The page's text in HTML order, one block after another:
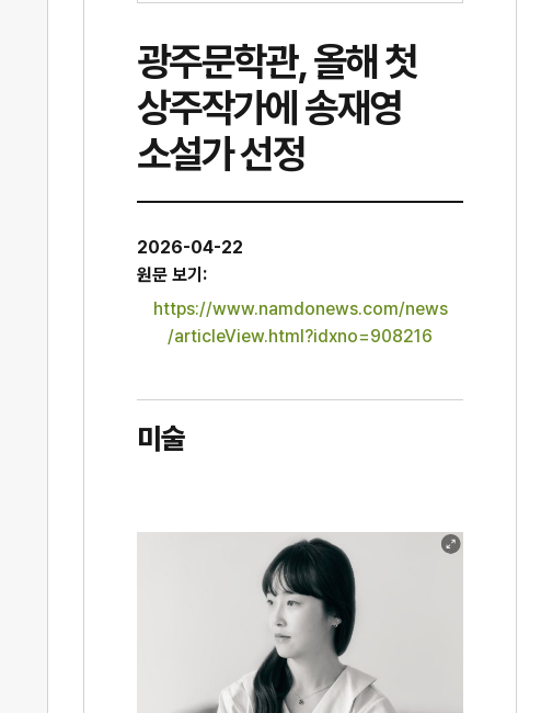
광주문학관, 올해 첫
상주작가에 송재영
소설가 선정
2026-04-22
원문 보기:
https://www.namdonews.com/news
/articleView.html?idxno=908216
미술